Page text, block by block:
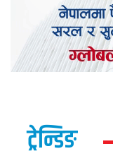
ट्रेन्डिङ